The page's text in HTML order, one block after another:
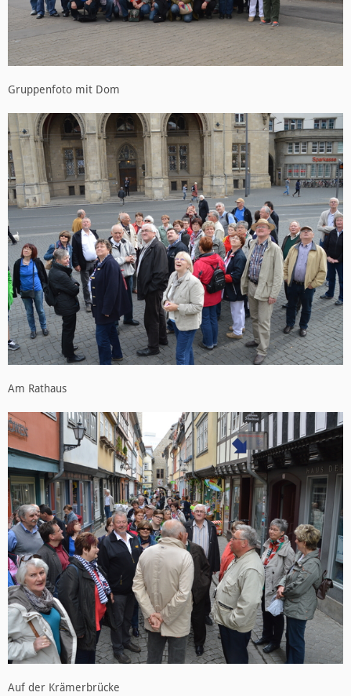
Gruppenfoto mit Dom
Am Rathaus
Auf der Krämerbrücke